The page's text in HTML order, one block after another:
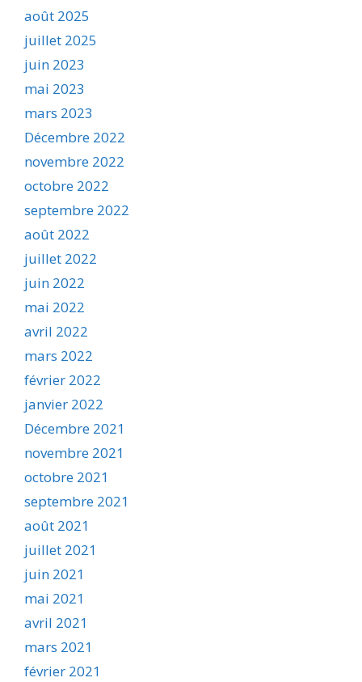
août 2025
juillet 2025
juin 2023
mai 2023
mars 2023
Décembre 2022
novembre 2022
octobre 2022
septembre 2022
août 2022
juillet 2022
juin 2022
mai 2022
avril 2022
mars 2022
février 2022
janvier 2022
Décembre 2021
novembre 2021
octobre 2021
septembre 2021
août 2021
juillet 2021
juin 2021
mai 2021
avril 2021
mars 2021
février 2021